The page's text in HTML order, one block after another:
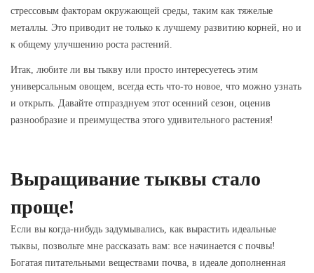
стрессовым факторам окружающей среды, таким как тяжелые
металлы. Это приводит не только к лучшему развитию корней, но и
к общему улучшению роста растений.
Итак, любите ли вы тыкву или просто интересуетесь этим
универсальным овощем, всегда есть что-то новое, что можно узнать
и открыть. Давайте отпразднуем этот осенний сезон, оценив
разнообразие и преимущества этого удивительного растения!
Выращивание тыквы стало
проще!
Если вы когда-нибудь задумывались, как вырастить идеальные
тыквы, позвольте мне рассказать вам: все начинается с почвы!
Богатая питательными веществами почва, в идеале дополненная